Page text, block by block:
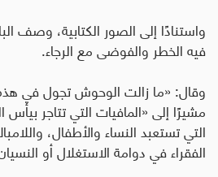
واستنادًا إلى الصور الكتابية، وصف
فيه الخطر والفوضى مع الرجاء.
وقال: «ما زالت الوحوش تجول في هذه
مشيرًا إلى «المافيات التي تتاجر بيأس
التي تستعبد النساء والأطفال،
الفقراء في دوامة الاستغلال أو